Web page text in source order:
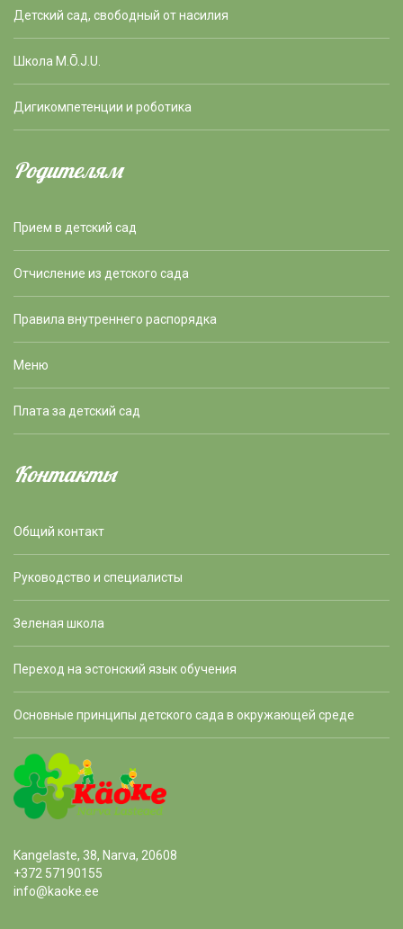
Детский сад, свободный от насилия
Школа M.Õ.J.U.
Дигикомпетенции и роботика
Родителям
Прием в детский сад
Отчисление из детского сада
Правила внутреннего распорядка
Меню
Плата за детский сад
Контакты
Общий контакт
Руководство и специалисты
Зеленая школа
Переход на эстонский язык обучения
Основные принципы детского сада в окружающей среде
Kangelaste, 38, Narva, 20608
+372 57190155
info@kaoke.ee